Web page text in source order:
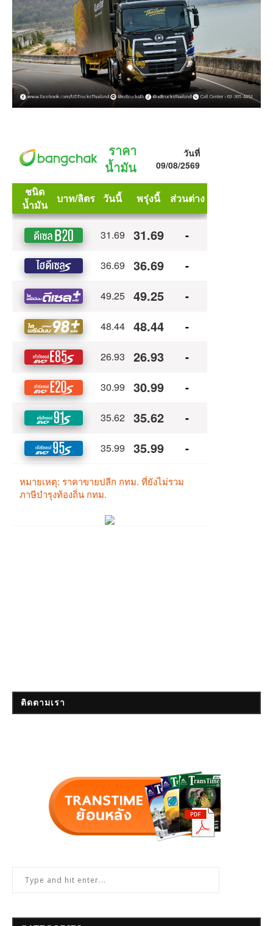
ติดตามเรา